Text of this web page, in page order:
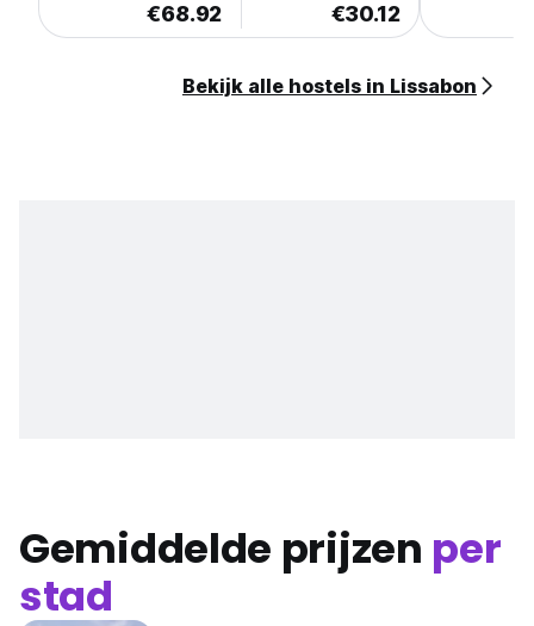
€68.92 €30.12
Bekijk alle hostels in Lissabon
Gemiddelde prijzen per
stad